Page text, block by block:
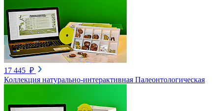
17 445 ₽
Коллекция натурально-интерактивная Палеонтологическая